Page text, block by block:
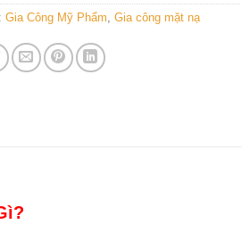
Gia Công Mỹ Phẩm, Gia công mặt nạ